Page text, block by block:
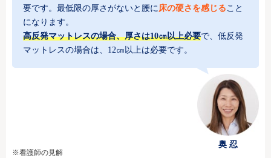
奥 忍
要です。最低限の厚さがないと腰に床の硬さを感じること
になります。
高反発マットレスの場合、厚さは10㎝以上必要で、低反発
マットレスの場合は、12㎝以上は必要です。
※看護師の見解